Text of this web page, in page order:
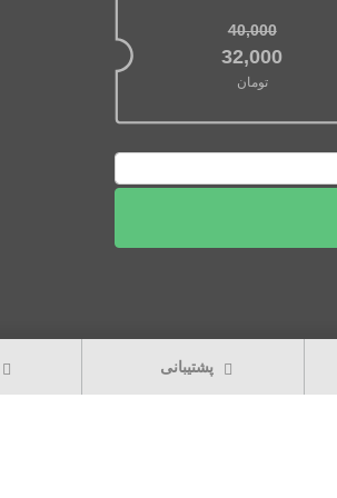
40,000
قیمت اصلی: 40,000تومان بود.
32,000
تومان
پشتیبانی